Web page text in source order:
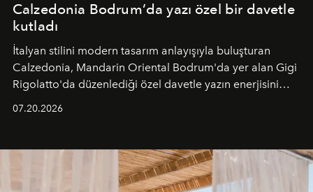
Calzedonia Bodrum’da yazı özel bir davetle
kutladı
İtalyan stilini modern tasarım anlayışıyla buluşturan
Calzedonia, Mandarin Oriental Bodrum'da yer alan Gigi
Rigolatto'da düzenlediği özel davetle yazın enerjisini
07.20.2026